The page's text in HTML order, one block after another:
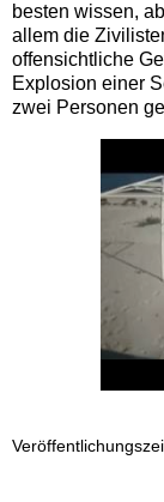
besten wissen,
allem die
offensichtliche
Explosion einer
zwei Personen